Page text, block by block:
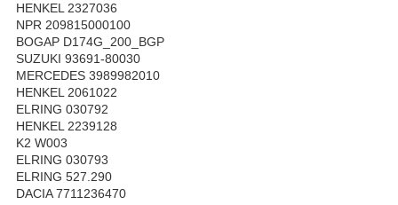
HENKEL 2327036
NPR 209815000100
BOGAP D174G_200_BGP
SUZUKI 93691-80030
MERCEDES 3989982010
HENKEL 2061022
ELRING 030792
HENKEL 2239128
K2 W003
ELRING 030793
ELRING 527.290
DACIA 7711236470